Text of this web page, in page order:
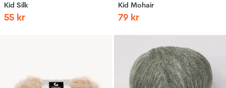
Kid Silk
55 kr
Kid Mohair
79 kr